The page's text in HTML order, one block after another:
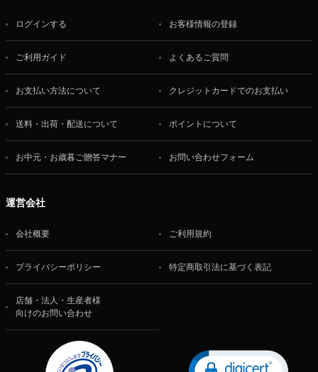
ログインする お客様情報の登録
ご利用ガイド よくあるご質問
お支払い方法について クレジットカードでのお支払い
送料・出荷・配送について ポイントについて
お中元・お歳暮ご贈答マナー お問い合わせフォーム
運営会社
会社概要 ご利用規約
プライバシーポリシー 特定商取引法に基づく表記
店舗・法人・生産者様
向けのお問い合わせ